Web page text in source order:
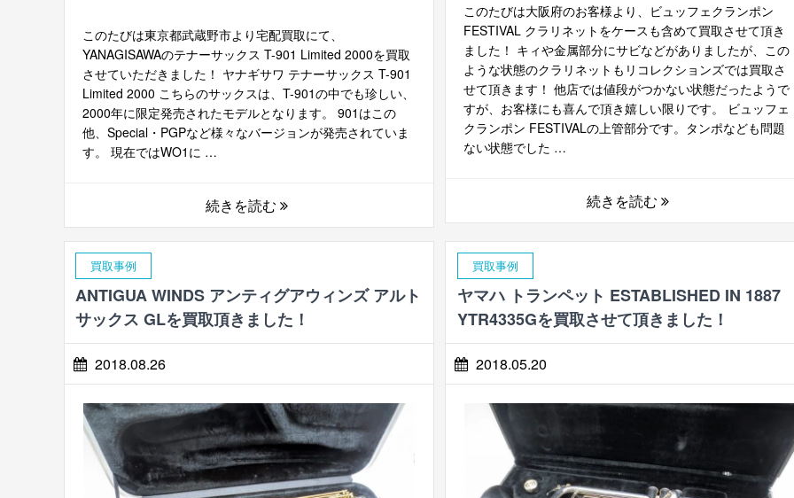
このたびは東京都武蔵野市より宅配買取にて、
YANAGISAWAのテナーサックス T-901 Limited 2000を買取
させていただきました！ ヤナギサワ テナーサックス T-901
Limited 2000 こちらのサックスは、T-901の中でも珍しい、
2000年に限定発売されたモデルとなります。 901はこの
他、Special・PGPなど様々なバージョンが発売されていま
す。 現在ではWO1に …
続きを読む
このたびは大阪府のお客様より、ビュッフェクランポン
FESTIVAL クラリネットをケースも含めて買取させて頂き
ました！ キィや金属部分にサビなどがありましたが、この
ような状態のクラリネットもリコレクションズでは買取さ
せて頂きます！ 他店では値段がつかない状態だったようで
すが、お客様にも喜んで頂き嬉しい限りです。 ビュッフェ
クランポン FESTIVALの上管部分です。タンポなども問題
ない状態でした …
続きを読む
買取事例
ANTIGUA WINDS アンティグアウィンズ アルト
サックス GLを買取頂きました！
2018.08.26
買取事例
ヤマハ トランペット ESTABLISHED IN 1887
YTR4335Gを買取させて頂きました！
2018.05.20